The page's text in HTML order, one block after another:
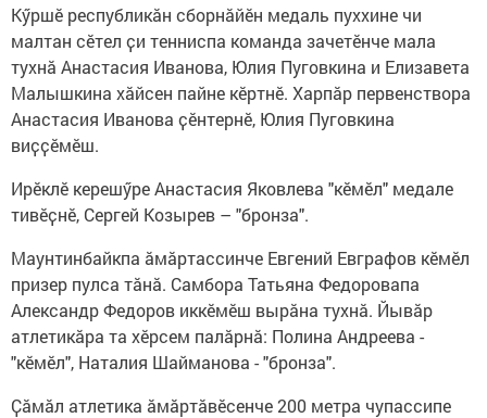
Кӳршӗ республикӑн сборнӑйӗн медаль пуххине чи
малтан сӗтел ҫи тенниспа команда зачетӗнче мала
тухнӑ Анастасия Иванова, Юлия Пуговкина и Елизавета
Малышкина хӑйсен пайне кӗртнӗ. Харпӑр первенствора
Анастасия Иванова ҫӗнтернӗ, Юлия Пуговкина
виҫҫӗмӗш.
Ирӗклӗ керешӳре Анастасия Яковлева "кӗмӗл" медале
тивӗҫнӗ, Сергей Козырев – "бронза".
Маунтинбайкпа ӑмӑртассинче Евгений Евграфов кӗмӗл
призер пулса тӑнӑ. Самбора Татьяна Федоровапа
Александр Федоров иккӗмӗш вырӑна тухнӑ. Йывӑр
атлетикӑра та хӗрсем палӑрнӑ: Полина Андреева -
"кӗмӗл", Наталия Шайманова - "бронза".
Ҫӑмӑл атлетика ӑмӑртӑвӗсенче 200 метра чупассипе